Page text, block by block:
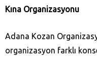
Kına Organizasyonu
Adana Kozan‎
organizasyon farklı